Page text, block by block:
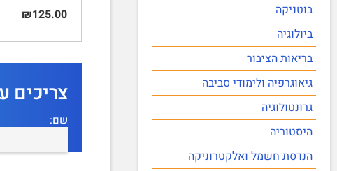
בוטניקה
ביולוגיה
בריאות הציבור
גיאוגרפיה ולימודי סביבה
גרונטולוגיה
היסטוריה
הנדסת חשמל ואלקטרוניקה
₪125.00
צריכים
שם: